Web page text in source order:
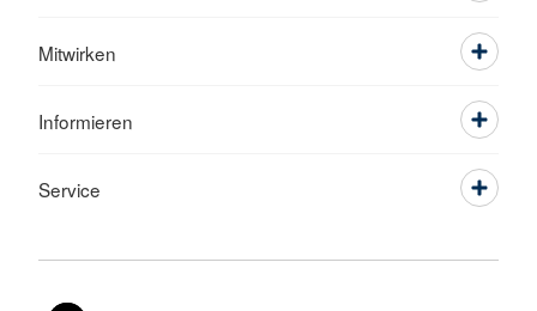
Mitwirken
Informieren
Service
Sprache wechseln zu